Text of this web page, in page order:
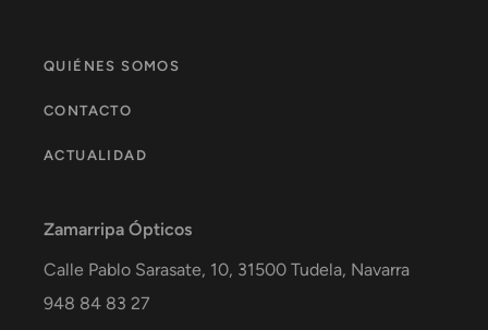
QUIÉNES SOMOS
CONTACTO
ACTUALIDAD
Zamarripa Ópticos
Calle Pablo Sarasate, 10, 31500 Tudela, Navarra
948 84 83 27